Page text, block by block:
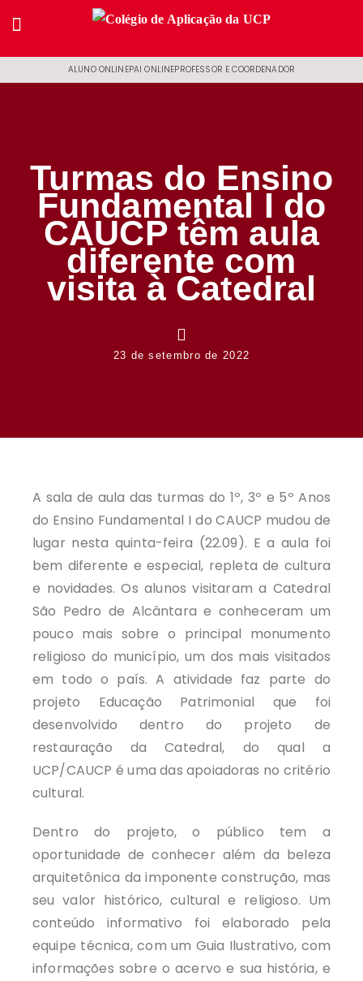
ALUNO ONLINEPAI ONLINEPROFESSOR E COORDENADOR
Turmas do Ensino
Fundamental I do
CAUCP têm aula
diferente com
visita à Catedral
23 de setembro de 2022
A sala de aula das turmas do 1º, 3º e 5º Anos
do Ensino Fundamental I do CAUCP mudou de
lugar nesta quinta-feira (22.09). E a aula foi
bem diferente e especial, repleta de cultura
e novidades. Os alunos visitaram a Catedral
São Pedro de Alcântara e conheceram um
pouco mais sobre o principal monumento
religioso do município, um dos mais visitados
em todo o país. A atividade faz parte do
projeto Educação Patrimonial que foi
desenvolvido dentro do projeto de
restauração da Catedral, do qual a
UCP/CAUCP é uma das apoiadoras no critério
cultural.
Dentro do projeto, o público tem a
oportunidade de conhecer além da beleza
arquitetônica da imponente construção, mas
seu valor histórico, cultural e religioso. Um
conteúdo informativo foi elaborado pela
equipe técnica, com um Guia Ilustrativo, com
informações sobre o acervo e sua história, e